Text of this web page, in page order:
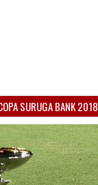
SURUGA BANK 2018